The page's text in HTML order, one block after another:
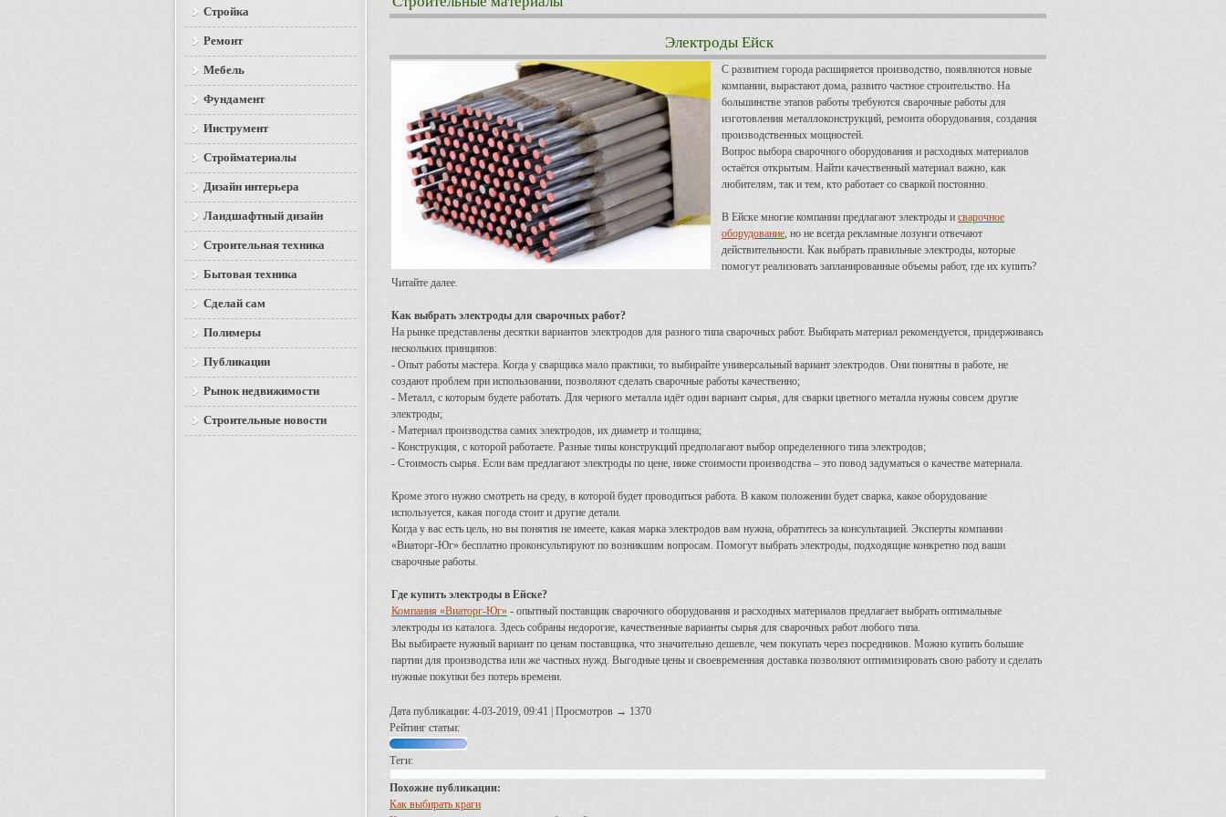
Электроды Ейск
С развитием города расширяется производство, появляются новые
компании, вырастают дома, развито частное строительство. На
большинстве этапов работы требуются сварочные работы для
изготовления металлоконструкций, ремонта оборудования, создания
производственных мощностей.
Вопрос выбора сварочного оборудования и расходных материалов
остаётся открытым. Найти качественный материал важно, как
любителям, так и тем, кто работает со сваркой постоянно.
В Ейске многие компании предлагают электроды и сварочное
оборудование, но не всегда рекламные лозунги отвечают
действительности. Как выбрать правильные электроды, которые
помогут реализовать запланированные объемы работ, где их купить?
Читайте далее.
Как выбрать электроды для сварочных работ?
На рынке представлены десятки вариантов электродов для разного типа сварочных работ. Выбирать материал рекомендуется, придерживаясь
нескольких принципов:
- Опыт работы мастера. Когда у сварщика мало практики, то выбирайте универсальный вариант электродов. Они понятны в работе, не
создают проблем при использовании, позволяют сделать сварочные работы качественно;
- Металл, с которым будете работать. Для черного металла идёт один вариант сырья, для сварки цветного металла нужны совсем другие
электроды;
- Материал производства самих электродов, их диаметр и толщина;
- Конструкция, с которой работаете. Разные типы конструкций предполагают выбор определенного типа электродов;
- Стоимость сырья. Если вам предлагают электроды по цене, ниже стоимости производства – это повод задуматься о качестве материала.
Кроме этого нужно смотреть на среду, в которой будет проводиться работа. В каком положении будет сварка, какое оборудование
используется, какая погода стоит и другие детали.
Когда у вас есть цель, но вы понятия не имеете, какая марка электродов вам нужна, обратитесь за консультацией. Эксперты компании
«Виаторг-Юг» бесплатно проконсультируют по возникшим вопросам. Помогут выбрать электроды, подходящие конкретно под ваши
сварочные работы.
Где купить электроды в Ейске?
Компания «Виаторг-Юг» - опытный поставщик сварочного оборудования и расходных материалов предлагает выбрать оптимальные
электроды из каталога. Здесь собраны недорогие, качественные варианты сырья для сварочных работ любого типа.
Вы выбираете нужный вариант по ценам поставщика, что значительно дешевле, чем покупать через посредников. Можно купить большие
партии для производства или же частных нужд. Выгодные цены и своевременная доставка позволяют оптимизировать свою работу и сделать
нужные покупки без потерь времени.
Дата публикации: 4-03-2019, 09:41 | Просмотров → 1370
Рейтинг статьи:
Теги:
Похожие публикации:
Как выбирать краги
Стройка
Ремонт
Мебель
Фундамент
Инструмент
Стройматериалы
Дизайн интерьера
Ландшафтный дизайн
Строительная техника
Бытовая техника
Сделай сам
Полимеры
Публикации
Рынок недвижимости
Строительные новости